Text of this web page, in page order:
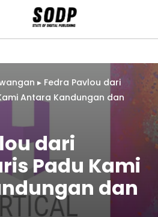
▸ Fedra Pavlou dari
Antara Kandungan dan
dari
Padu Kami
dan